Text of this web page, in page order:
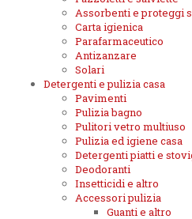
Assorbenti e proteggi
Carta igienica
Parafarmaceutico
Antizanzare
Solari
Detergenti e pulizia casa
Pavimenti
Pulizia bagno
Pulitori vetro multiuso
Pulizia ed igiene casa
Detergenti piatti e
Deodoranti
Insetticidi e altro
Accessori pulizia
Guanti e altro